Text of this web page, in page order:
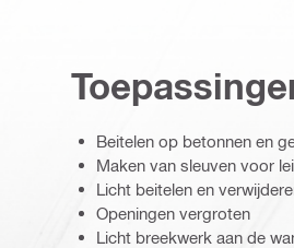
Beitelen op betonnen en
Maken van sleuven voor
Licht beitelen en
Openingen vergroten
Licht breekwerk aan de